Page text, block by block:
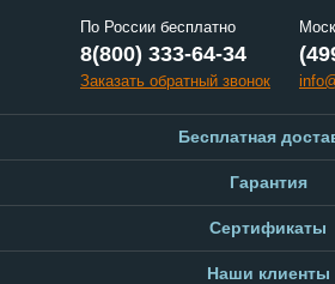
По России бесплатно
8(800) 333-64-34
Заказать обратный звонок
Бесплатная
Гарантия
Сертификаты
Наши клиенты